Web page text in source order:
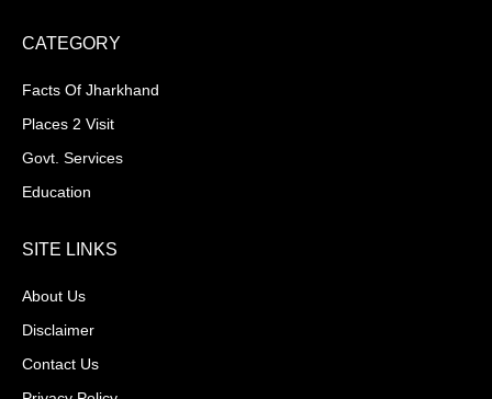
CATEGORY
Facts Of Jharkhand
Places 2 Visit
Govt. Services
Education
SITE LINKS
About Us
Disclaimer
Contact Us